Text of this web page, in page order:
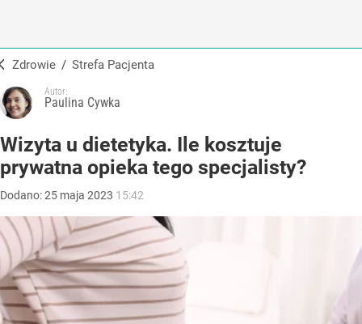
Zdrowie / Strefa Pacjenta
Autor:
Paulina Cywka
Wizyta u dietetyka. Ile kosztuje
prywatna opieka tego specjalisty?
Dodano:25 maja 2023 15:42